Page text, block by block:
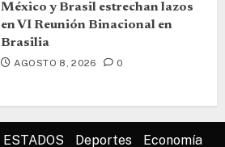
México y Brasil estrechan lazos
en VI Reunión Binacional en
Brasilia
AGOSTO 8, 2026 0
ESTADOS Deportes Economía